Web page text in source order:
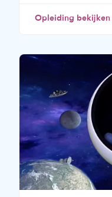
Opleiding bekijken